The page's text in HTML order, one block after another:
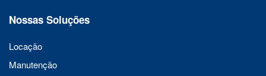
Nossas Soluções
Locação
Manutenção